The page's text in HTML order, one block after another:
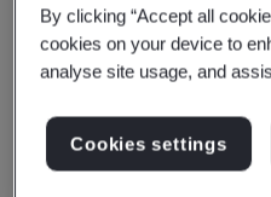
ดูข้อมูล
By clicking “Accept all
cookies on your device to
analyse site usage, and
Cookies settings